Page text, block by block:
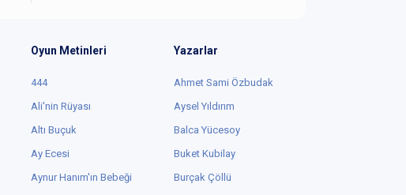
Oyun Metinleri
444
Ali'nin Rüyası
Altı Buçuk
Ay Ecesi
Aynur Hanım'ın Bebeği
Yazarlar
Ahmet Sami Özbudak
Aysel Yıldırım
Balca Yücesoy
Buket Kubilay
Burçak Çöllü